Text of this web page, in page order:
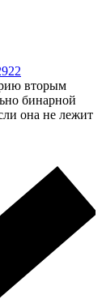
вторым
бинарной
она не лежит